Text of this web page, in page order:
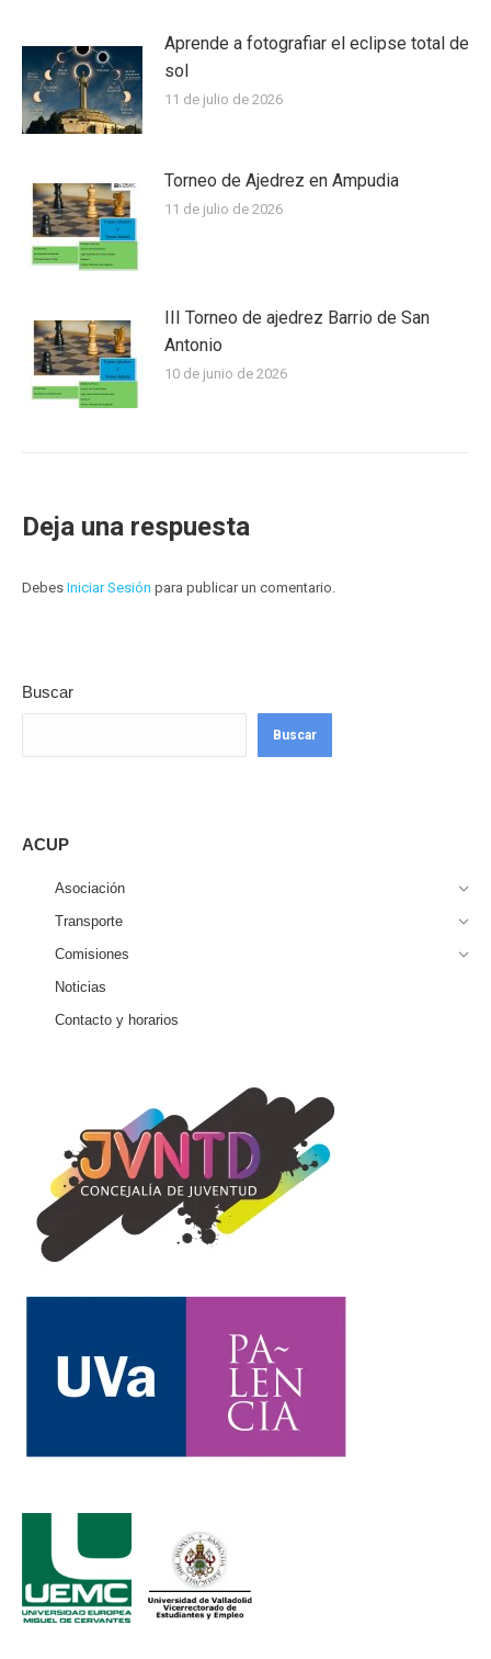
Aprende a fotografiar el eclipse total de
sol
11 de julio de 2026
Torneo de Ajedrez en Ampudia
11 de julio de 2026
III Torneo de ajedrez Barrio de San
Antonio
10 de junio de 2026
Deja una respuesta
Debes Iniciar Sesión para publicar un comentario.
Buscar
Buscar
ACUP
Asociación
Transporte
Comisiones
Noticias
Contacto y horarios